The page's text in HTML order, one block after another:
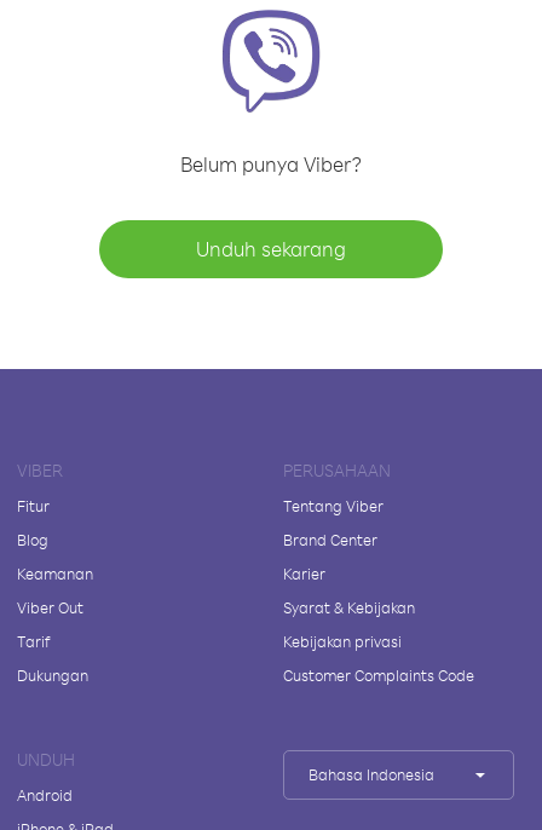
Belum punya Viber?
Unduh sekarang
VIBER
Fitur
Blog
Keamanan
Viber Out
Tarif
Dukungan
PERUSAHAAN
Tentang Viber
Brand Center
Karier
Syarat & Kebijakan
Kebijakan privasi
Customer Complaints Code
UNDUH
Android
Bahasa Indonesia